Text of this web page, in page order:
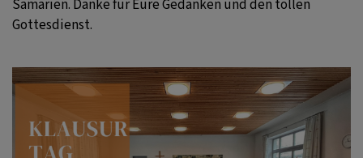
Samarien. Danke für Eure Gedanken und den tollen
Gottesdienst.